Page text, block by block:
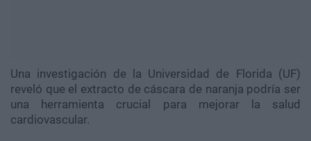
Una investigación de la Universidad de Florida (UF)
reveló que el extracto de cáscara de naranja podría ser
una herramienta crucial para mejorar la salud
cardiovascular.